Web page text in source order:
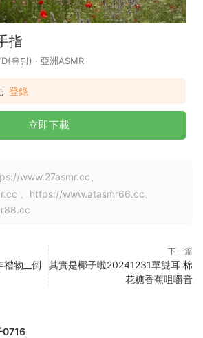
指
유딩) · 亞洲ASMR
登錄
立即下載
www.27asmr.cc、
、https://www.atasmr66.cc、
物__倒
下一篇
其實是椰子啦20241231單雙耳 棉
花糖香蕉咀嚼音
0716